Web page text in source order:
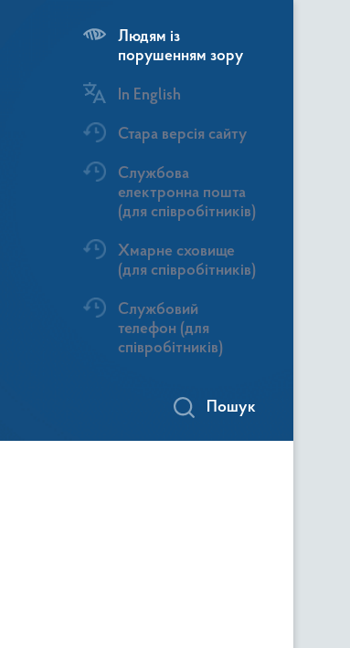
Людям із
порушенням зору
In English
Стара версія сайту
Службова
електронна пошта
(для співробітників)
Хмарне сховище
(для співробітників)
Службовий
телефон (для
співробітників)
Пошук